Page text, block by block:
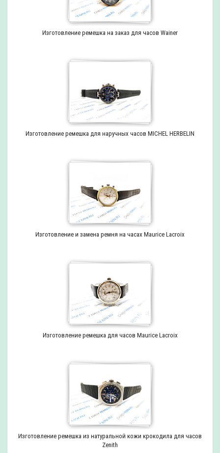
Изготовление ремешка на заказ для часов Wainer
Изготовление ремешка для наручных часов MICHEL HERBELIN
Изготовление и замена ремня на часах Maurice Lacroix
Изготовление ремешка для часов Maurice Lacroix
Изготовление ремешка из натуральной кожи крокодила для часов
Zenith